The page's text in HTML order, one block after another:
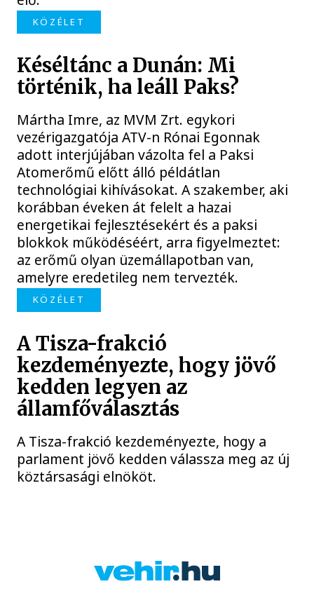
KÖZÉLET
Késéltánc a Dunán: Mi
történik, ha leáll Paks?
Mártha Imre, az MVM Zrt. egykori
vezérigazgatója ATV-n Rónai Egonnak
adott interjújában vázolta fel a Paksi
Atomerőmű előtt álló példátlan
technológiai kihívásokat. A szakember, aki
korábban éveken át felelt a hazai
energetikai fejlesztésekért és a paksi
blokkok működéséért, arra figyelmeztet:
az erőmű olyan üzemállapotban van,
amelyre eredetileg nem tervezték.
KÖZÉLET
A Tisza-frakció
kezdeményezte, hogy jövő
kedden legyen az
államfőválasztás
A Tisza-frakció kezdeményezte, hogy a
parlament jövő kedden válassza meg az új
köztársasági elnököt.